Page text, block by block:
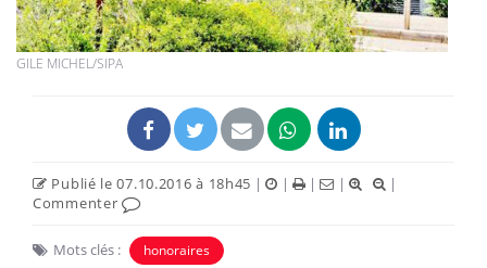
GILE MICHEL/SIPA
Publié le 07.10.2016 à 18h45 | | | |
|
Commenter
Mots clés : honoraires